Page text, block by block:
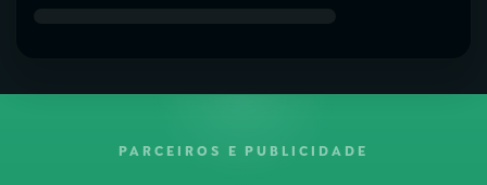
PARCEIROS E PUBLICIDADE